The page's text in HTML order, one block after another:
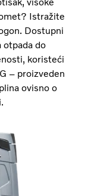
Istražite
Dostupni
otpada do
koristeći
– proizveden
ovisno o